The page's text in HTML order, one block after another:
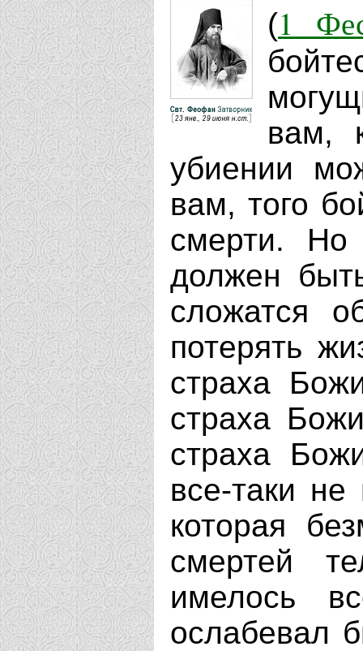
(1
вам,
убиении
вам, того
смерти. Но
должен
сложатся
потерять
страха
страха
страха
все-таки
которая
смертей
имелось
ослабевал